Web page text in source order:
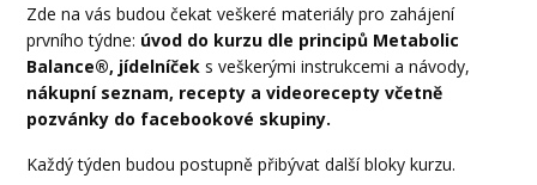
Zde na vás budou čekat veškeré materiály pro zahájení
prvního týdne: úvod do kurzu dle principů Metabolic
Balance®, jídelníček s veškerými instrukcemi a návody,
nákupní seznam, recepty a videorecepty včetně
pozvánky do facebookové skupiny.
Každý týden budou postupně přibývat další bloky kurzu.